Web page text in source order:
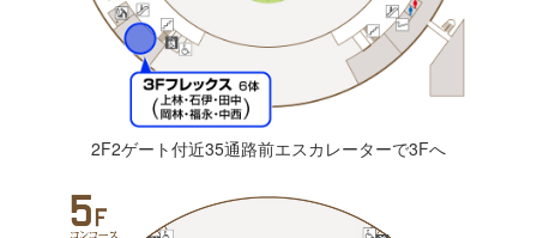
2F2ゲート付近35通路前エスカレーターで3Fへ